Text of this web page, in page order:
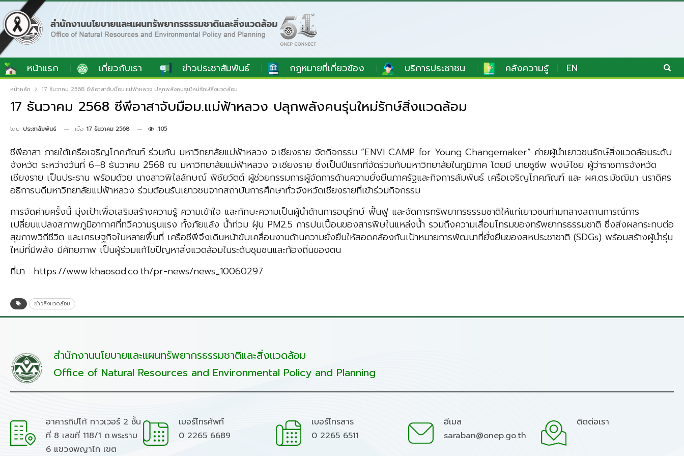
หน้าแรก เกี่ยวกับเรา ข่าวประชาสัมพันธ์ กฎหมายที่เกี่ยวข้อง บริการประชาชน คลังความรู้ EN
หน้าหลัก 17 ธันวาคม 2568 ซีพีอาสาจับมือม.แม่ฟ้าหลวง ปลุกพลังคนรุ่นใหม่รักษ์สิ่งแวดล้อม
17 ธันวาคม 2568 ซีพีอาสาจับมือม.แม่ฟ้าหลวง ปลุกพลังคนรุ่นใหม่รักษ์สิ่งแวดล้อม
โดย ประชาสัมพันธ์ เมื่อ 17 ธันวาคม 2568 105
ซีพีอาสา ภายใต้เครือเจริญโภคภัณฑ์ ร่วมกับ มหาวิทยาลัยแม่ฟ้าหลวง จ.เชียงราย จัดกิจกรรม “ENVI CAMP for Young Changemaker” ค่ายผู้นำเยาวชนรักษ์สิ่งแวดล้อมระดับ
จังหวัด ระหว่างวันที่ 6–8 ธันวาคม 2568 ณ มหาวิทยาลัยแม่ฟ้าหลวง จ.เชียงราย ซึ่งเป็นปีแรกที่จัดร่วมกับมหาวิทยาลัยในภูมิภาค โดยมี นายชูชีพ พงษ์ไชย ผู้ว่าราชการจังหวัด
เชียงราย เป็นประธาน พร้อมด้วย นางสาวพิไลลักษณ์ พิชัยวัตต์ ผู้ช่วยกรรมการผู้จัดการด้านความยั่งยืนภาครัฐและกิจการสัมพันธ์ เครือเจริญโภคภัณฑ์ และ ผศ.ดร.มัชฌิมา นราดิศร
อธิการบดีมหาวิทยาลัยแม่ฟ้าหลวง ร่วมต้อนรับเยาวชนจากสถาบันการศึกษาทั่วจังหวัดเชียงรายที่เข้าร่วมกิจกรรม
การจัดค่ายครั้งนี้ มุ่งเป้าเพื่อเสริมสร้างความรู้ ความเข้าใจ และทักษะความเป็นผู้นำด้านการอนุรักษ์ ฟื้นฟู และจัดการทรัพยากรธรรมชาติให้แก่เยาวชนท่ามกลางสถานการณ์การ
เปลี่ยนแปลงสภาพภูมิอากาศที่ทวีความรุนแรง ทั้งภัยแล้ง น้ำท่วม ฝุ่น PM2.5 การปนเปื้อนของสารพิษในแหล่งน้ำ รวมถึงความเสื่อมโทรมของทรัพยากรธรรมชาติ ซึ่งส่งผลกระทบต่อ
สุขภาพวิถีชีวิต และเศรษฐกิจในหลายพื้นที่ เครือซีพีจึงเดินหน้าขับเคลื่อนงานด้านความยั่งยืนให้สอดคล้องกับเป้าหมายการพัฒนาที่ยั่งยืนของสหประชาชาติ (SDGs) พร้อมสร้างผู้นำรุ่น
ใหม่ที่มีพลัง มีศักยภาพ เป็นผู้ร่วมแก้ไขปัญหาสิ่งแวดล้อมในระดับชุมชนและท้องถิ่นของตน
ที่มา : https://www.khaosod.co.th/pr-news/news_10060297
ข่าวสิ่งแวดล้อม
สำนักงานนโยบายและแผนทรัพยากรธรรมชาติและสิ่งแวดล้อม
Office of Natural Resources and Environmental Policy and Planning
อาคารทิปโก้ ทาวเวอร์ 2 ชั้น
ที่ 8 เลขที่ 118/1 ถ.พระราม
6 แขวงพญาไท เขต
เบอร์โทรศัพท์
0 2265 6689
เบอร์โทรสาร
0 2265 6511
อีเมล
saraban@onep.go.th
ติดต่อเรา